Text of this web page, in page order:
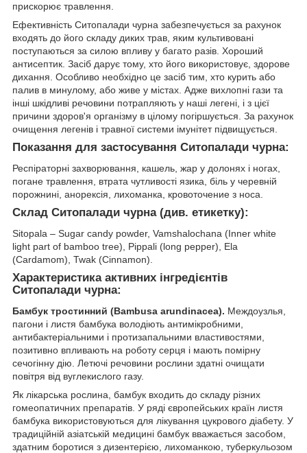
прискорює травлення.
Ефективність Ситопалади чурна забезпечується за рахунок
входять до його складу диких трав, яким культивовані
поступаються за силою впливу у багато разів. Хороший
антисептик. Засіб дарує тому, хто його використовує, здорове
дихання. Особливо необхідно це засіб тим, хто курить або
палив в минулому, або живе у містах. Адже вихлопні гази та
інші шкідливі речовини потрапляють у наші легені, і з цієї
причини здоров'я організму в цілому погіршується. За рахунок
очищення легенів і травної системи імунітет підвищується.
Показання для застосування Ситопалади чурна:
Респіраторні захворювання, кашель, жар у долонях і ногах,
погане травлення, втрата чутливості язика, біль у черевній
порожнині, анорексія, лихоманка, кровоточение з носа.
Склад Ситопалади чурна (див. етикетку):
Sitopala – Sugar candy powder, Vamshalochana (Inner white
light part of bamboo tree), Pippali (long pepper), Ela
(Cardamom), Twak (Cinnamon).
Характеристика активних інгредієнтів
Ситопалади чурна:
Бамбук тростинний (Bambusa arundinacea). Междоузлья,
пагони і листя бамбука володіють антимікробними,
антибактеріальними і протизапальними властивостями,
позитивно впливають на роботу серця і мають помірну
сечогінну дію. Летючі речовини рослини здатні очищати
повітря від вуглекислого газу.
Як лікарська рослина, бамбук входить до складу різних
гомеопатичних препаратів. У ряді європейських країн листя
бамбука використовуються для лікування цукрового діабету. У
традиційній азіатській медицині бамбук вважається засобом,
здатним боротися з дизентерією, лихоманкою, туберкульозом